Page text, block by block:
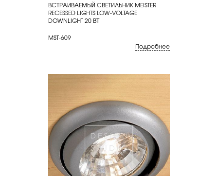
КУПИТЬ
ВСТРАИВАЕМЫЙ СВЕТИЛЬНИК MEISTER
RECESSED LIGHTS LOW-VOLTAGE
DOWNLIGHT 20 ВТ
MST-609
Подробнее